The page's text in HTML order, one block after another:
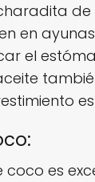
de
en
el
coco es